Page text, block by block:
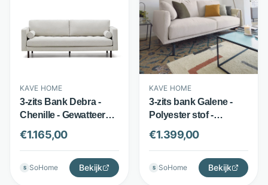
KAVE HOME
3-zits Bank Debra -
Chenille - Gewatteerde
Bekleding - Beige -
Kave Home
€1.165,00
S SoHome Bekijk
KAVE HOME
3-zits bank Galene -
Polyester stof -
Afneembare bekleding
en anti-vlek finish -
Beige - Kave Home
€1.399,00
S SoHome Bekijk